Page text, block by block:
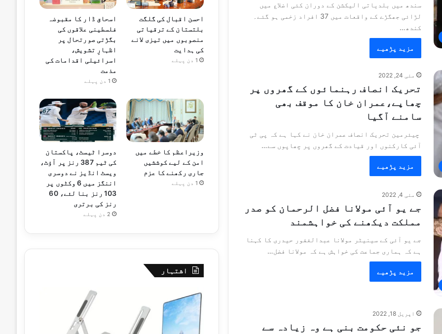
سندھ میں بلدیاتی الیکشن کے دوران کئی اضلاع میں
لڑائی جھگڑے کے واقعات میں 37 افراد زخمی ہو گئے۔
کندھ…
مزید پڑھیے
مئی 24, 2022
تحریک انصاف رہنمائوں کے گھروں پر
چھاپے،عمران خان کا موقف بھی
سامنے آگیا
چیئرمین تحریک انصاف عمران خان نے کہا ہے کہ پی ٹی
آئی کارکنوں اور قیادت کے گھروں پر چھاپوں سے…
مزید پڑھیے
مئی 4, 2022
جے یو آئی مولانا فضل الرحمان کو صدر
مملکت دیکھنے کی خواہشمند
جے یو آئی کے سینیٹر مولانا عبدالغفور حیدری کا کہنا
ہے کہ ہماری جماعت کی خواہش ہے کہ مولانا فضل…
مزید پڑھیے
اپریل 18, 2022
جو نئی حکومت بنی ہے وہ زیادہ سے
احسن اقبال کی گلگت
بلتستان کے ترقیاتی
منصوبوں میں تیزی لانے
کی ہدایت
1 دن پہلے
اسحاق ڈار کا مقبوضہ
فلسطینی علاقوں کی
بگڑتی صورتحال پر
اظہارِ تشویش،
اسرائیلی اقدامات کی
مذمت
1 دن پہلے
وزیراعظم کا خطے میں
امن کے لیے کوششیں
جاری رکھنے کا عزم
1 دن پہلے
دوسرا ٹیسٹ، پاکستان
کی ٹیم 387 رنز پر آؤٹ،
ویسٹ انڈیز نے دوسری
اننگز میں 6 وکٹوں پر
103 رنز بنا لئے، 60
رنز کی برتری
2 دن پہلے
اشتہار